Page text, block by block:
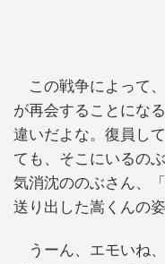
この戦争によって
が再会することにな
違いだよな。復員し
ても、そこにいるの
気消沈ののぶさん、
送り出した嵩くんの
うーん、エモいね